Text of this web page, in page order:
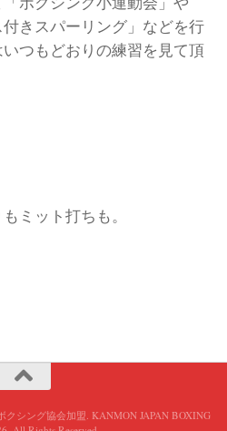
付きスパーリング」などを行
つもどおりの練習を見て頂
ミット打ちも。
クシング協会加盟. KANMON JAPAN BOXING